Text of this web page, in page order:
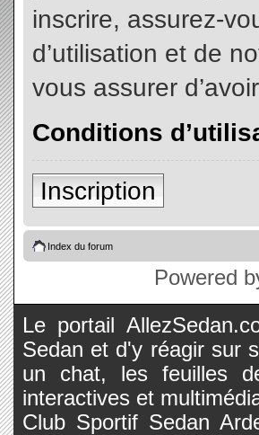
inscrire, assurez-
d’utilisation et de
vous assurer
Conditions
Inscription
Index du forum
Powered
Le portail
Sedan et d'y réagir sur
un chat, les feuilles
interactives et
Club Sportif Sedan